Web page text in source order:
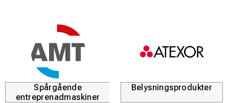
Spårgående
entreprenadmaskiner
Belysningsprodukter